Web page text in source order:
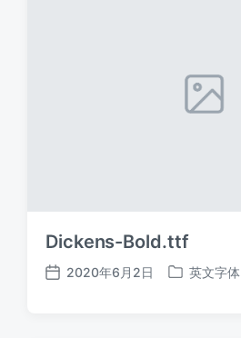
Dickens-Bold.ttf
发
2020年6月2日
发
英文字体